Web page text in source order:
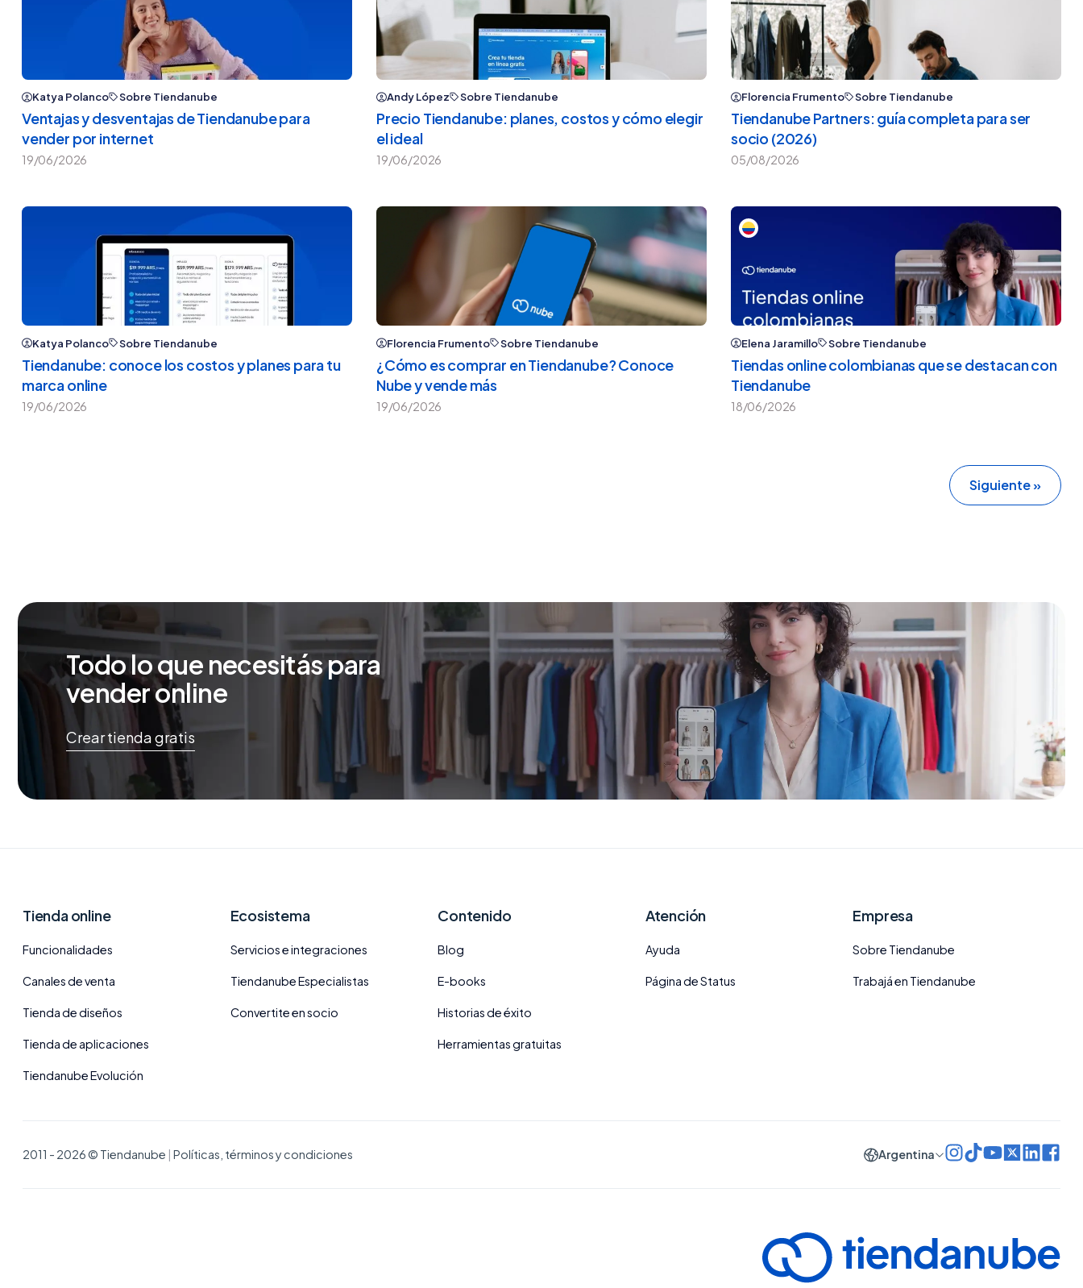
Katya Polanco Sobre Tiendanube
Ventajas y desventajas de Tiendanube para
vender por internet
19/06/2026
Andy López Sobre Tiendanube
Precio Tiendanube: planes, costos y cómo elegir
el ideal
19/06/2026
Florencia Frumento Sobre Tiendanube
Tiendanube Partners: guía completa para ser
socio (2026)
05/08/2026
Katya Polanco Sobre Tiendanube
Tiendanube: conoce los costos y planes para tu
marca online
19/06/2026
Florencia Frumento Sobre Tiendanube
¿Cómo es comprar en Tiendanube? Conoce
Nube y vende más
19/06/2026
Elena Jaramillo Sobre Tiendanube
Tiendas online colombianas que se destacan con
Tiendanube
18/06/2026
Siguiente »
Todo lo que necesitás para
vender online
Crear tienda gratis
Tienda online
Funcionalidades
Canales de venta
Tienda de diseños
Tienda de aplicaciones
Tiendanube Evolución
Ecosistema
Servicios e integraciones
Tiendanube Especialistas
Convertite en socio
Contenido
Blog
E-books
Historias de éxito
Herramientas gratuitas
Atención
Ayuda
Página de Status
Empresa
Sobre Tiendanube
Trabajá en Tiendanube
2011 - 2026 © Tiendanube Políticas, términos y condiciones Argentina